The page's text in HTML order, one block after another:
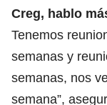
Creg, hablo
Tenemos
semanas y
semanas, nos
semana”,